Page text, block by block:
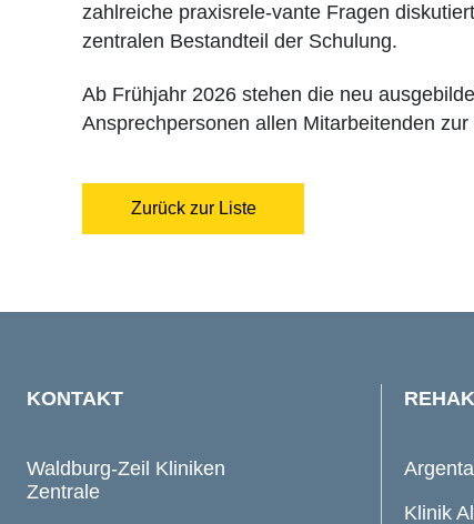
zahlreiche praxisrele-vante Fragen
zentralen Bestandteil der Schulung.
Ab Frühjahr 2026 stehen die neu
Ansprechpersonen allen Mitarbeitenden zur
Zurück zur Liste
KONTAKT
Waldburg-Zeil Kliniken
Zentrale
Klinik